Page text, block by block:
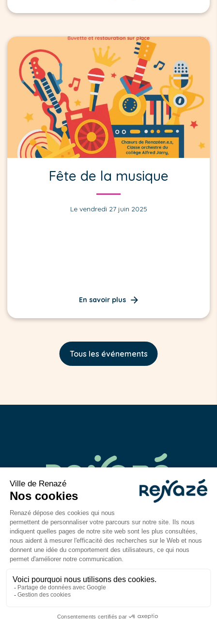
Fête de la musique
Le vendredi 27 juin 2025
En savoir plus
Tous les événements
02 43 06 40 14
contact@mairie-renaze.fr
Place de l'Europe BP 01
53 800 Renazé
Du lundi au mercredi : 9h-12h30 / 14h–18h
Mentions légales
Accessibilité : partiellement
conforme